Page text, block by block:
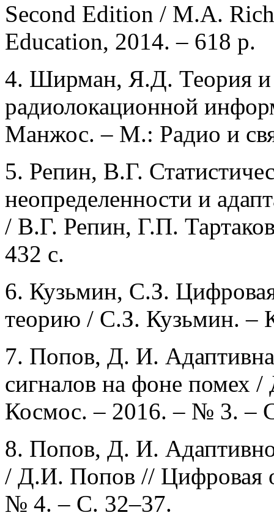
Second Edition / M.A.
Education, 2014. – 618 p.
4. Ширман, Я.Д. Теория и
радиолокационной
Манжос. – М.: Радио и
5. Репин, В.Г.
неопределенности и
/ В.Г. Репин, Г.П.
432 с.
6. Кузьмин, С.З.
теорию / С.З. Кузьмин. –
7. Попов, Д. И.
сигналов на фоне
Космос. – 2016. – № 3. –
8. Попов, Д. И.
/ Д.И. Попов // Цифровая
№ 4. – С. 32–37.